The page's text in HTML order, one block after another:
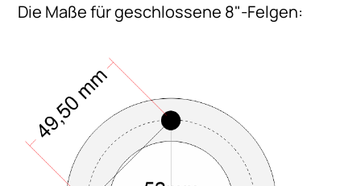
Die Maße für geschlossene 8"-Felgen: